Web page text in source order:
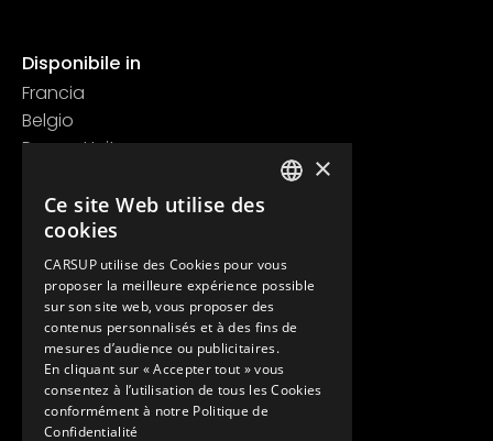
Disponibile in
Francia
Belgio
Regno Unito
Contatti
+33 1 89 47 00 43
contact@carsup.io
Pagina contatti
Scopri
Le nostre Conciergerie
I nostri servizi
Lo Showroom
×
Ce site Web utilise des
cookies
CARSUP utilise des Cookies pour vous
proposer la meilleure expérience possible
sur son site web, vous proposer des
contenus personnalisés et à des fins de
mesures d’audience ou publicitaires.
En cliquant sur « Accepter tout » vous
consentez à l’utilisation de tous les Cookies
conformément à notre Politique de
Confidentialité